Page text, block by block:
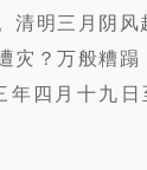
清明三月阴风
灾？万般糟蹋
四月十九日